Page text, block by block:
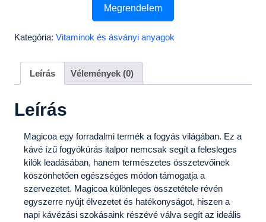
Megrendelem
Kategória: Vitaminok és ásványi anyagok
Leírás Vélemények (0)
Leírás
Magicoa egy forradalmi termék a fogyás világában. Ez a
kávé ízű fogyókúrás italpor nemcsak segít a felesleges
kilók leadásában, hanem természetes összetevőinek
köszönhetően egészséges módon támogatja a
szervezetet. Magicoa különleges összetétele révén
egyszerre nyújt élvezetet és hatékonyságot, hiszen a
napi kávézási szokásaink részévé válva segít az ideális